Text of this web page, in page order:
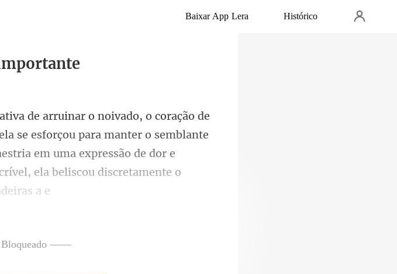
Baixar App Lera Histórico
se esforçou para manter o semblante
em uma expressão de dor e
——